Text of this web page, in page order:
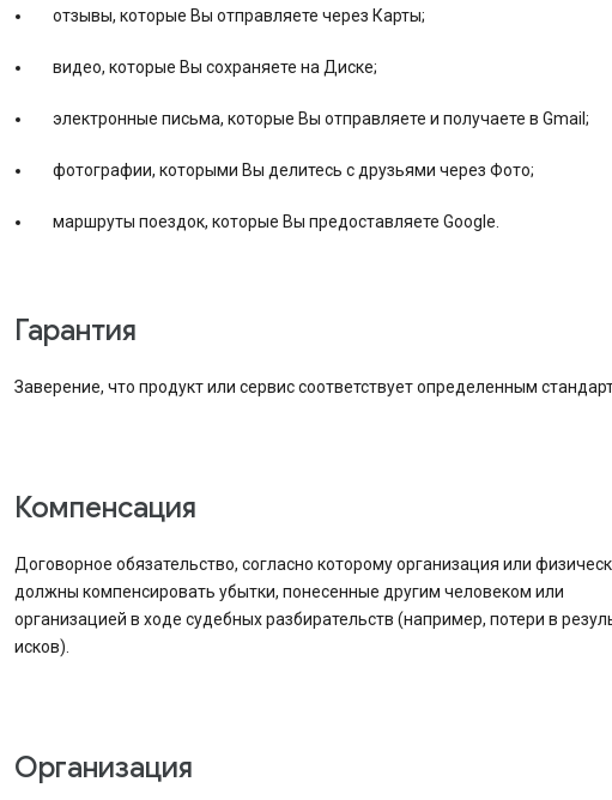
отзывы, которые Вы отправляете через Карты;
видео, которые Вы сохраняете на Диске;
электронные письма, которые Вы отправляете и получаете в Gmail;
фотографии, которыми Вы делитесь с друзьями через Фото;
маршруты поездок, которые Вы предоставляете Google.
Гарантия
Заверение, что продукт или сервис соответствует определенным
Компенсация
Договорное обязательство, согласно которому организация или
должны компенсировать убытки, понесенные другим человеком или
организацией в ходе судебных разбирательств (например, потери в
исков).
Организация